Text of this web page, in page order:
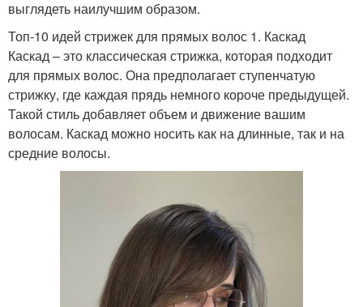
выглядеть наилучшим образом.
Топ-10 идей стрижек для прямых волос 1. Каскад
Каскад – это классическая стрижка, которая подходит
для прямых волос. Она предполагает ступенчатую
стрижку, где каждая прядь немного короче предыдущей.
Такой стиль добавляет объем и движение вашим
волосам. Каскад можно носить как на длинные, так и на
средние волосы.